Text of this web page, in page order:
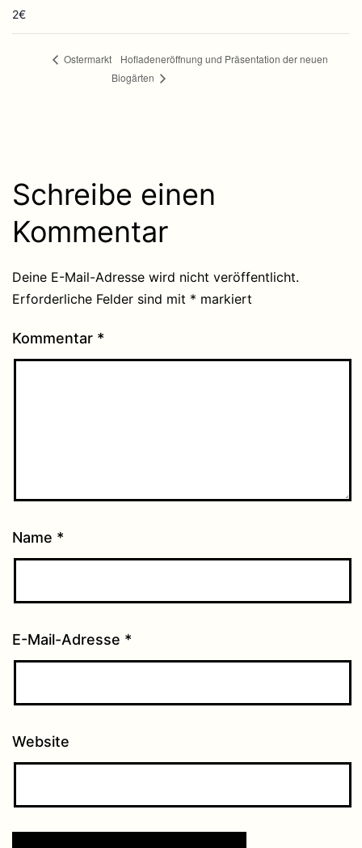
2€
Ostermarkt
Hofladeneröffnung und Präsentation der neuen
Biogärten
Schreibe einen
Kommentar
Deine E-Mail-Adresse wird nicht veröffentlicht.
Erforderliche Felder sind mit * markiert
Kommentar *
Name *
E-Mail-Adresse *
Website